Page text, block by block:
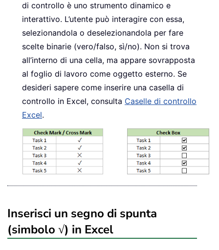
di controllo è uno strumento dinamico e
interattivo. L’utente può interagire con essa,
selezionandola o deselezionandola per fare
scelte binarie (vero/falso, sì/no). Non si trova
all’interno di una cella, ma appare sovrapposta
al foglio di lavoro come oggetto esterno. Se
desideri sapere come inserire una casella di
controllo in Excel, consulta Caselle di controllo
Excel.
Inserisci un segno di spunta
(simbolo √) in Excel